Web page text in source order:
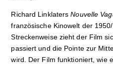
Richard LinklatersNouvelle
französische Kinowelt der
Streckenweise zieht der Film
passiert und die Pointe zur
wird. Der Film funktioniert, wie